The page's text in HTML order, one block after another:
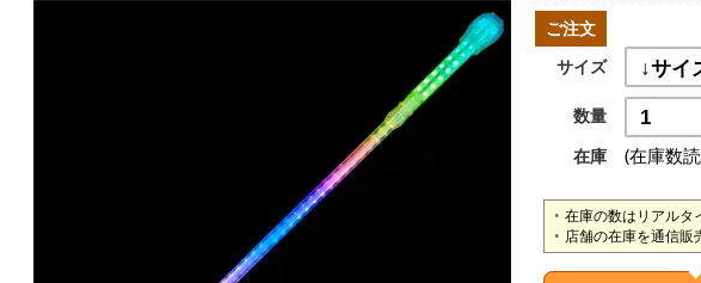
ご注文
サイズ
数量
在庫
(在庫数
在庫の数はリアルタ
店舗の在庫を通信販